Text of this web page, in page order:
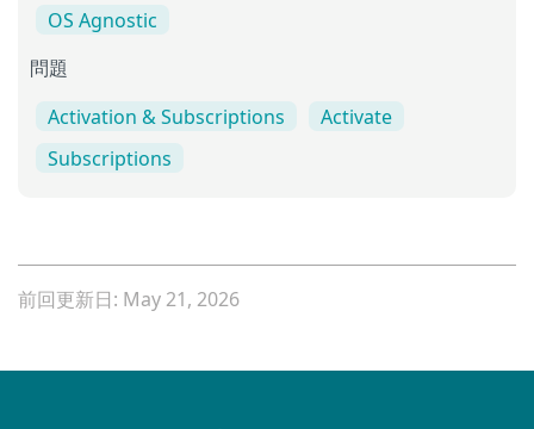
OS Agnostic
問題
Activation & Subscriptions
Activate
Subscriptions
前回更新日: May 21, 2026